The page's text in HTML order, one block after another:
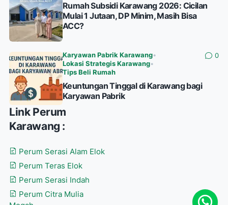
Rumah Subsidi Karawang 2026: Cicilan
Mulai 1 Jutaan, DP Minim, Masih Bisa
ACC?
Karyawan Pabrik Karawang•
Lokasi Strategis Karawang•
Tips Beli Rumah
0
Keuntungan Tinggal di Karawang bagi
Karyawan Pabrik
Link Perum
Karawang :
Perum Serasi Alam Elok
Perum Teras Elok
Perum Serasi Indah
Perum Citra Mulia